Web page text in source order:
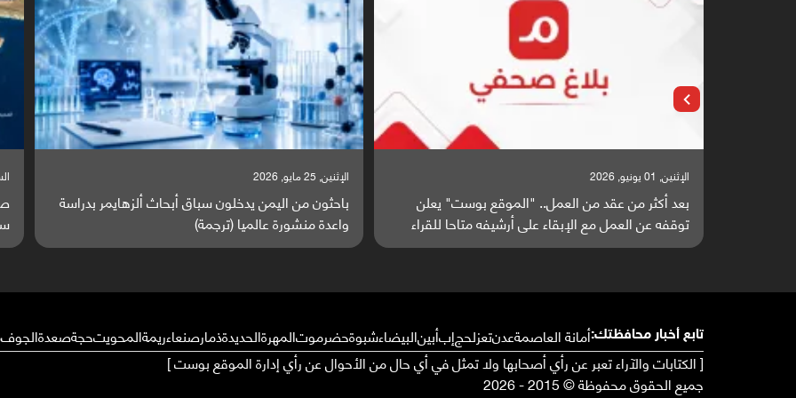
الإثنين, 25 مايو, 2026
باحثون من اليمن يدخلون سباق أبحاث ألزهايمر بدراسة
واعدة منشورة عالميا (ترجمة)
السبت, 23 مايو, 2026
صراع دولي يتصاعد قرب اليمن والبحر الأحمر يتحول إلى
ساحة مواجهة عالمية (ترجمة)
تابع أخبار محافظتك:أمانة العاصمةعدنتعزلحجإبأبينالبيضاءشبوةحضرموتالمهرةالحديدةذمارصنعاءريمةالمحويتحجةصعدةالجوف
[ الكتابات والآراء تعبر عن رأي أصحابها ولا تمثل في أي حال من الأحوال عن رأي إدارة الموقع بوست ]
جميع الحقوق محفوظة © 2015 - 2026